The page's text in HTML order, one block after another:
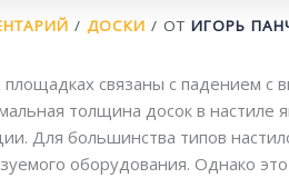
/ ДОСКИ / ОТ ИГОРЬ
связаны с падением с
толщина досок в настиле
Для большинства типов
оборудования. Однако